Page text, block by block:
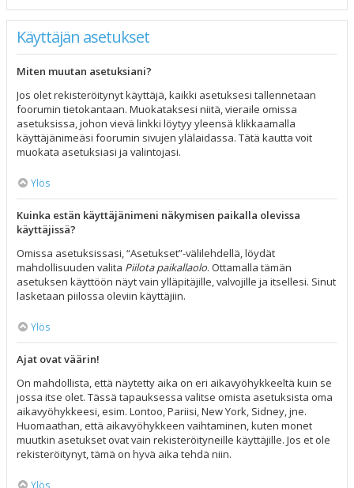
Käyttäjän asetukset
Miten muutan asetuksiani?
Jos olet rekisteröitynyt käyttäjä, kaikki asetuksesi tallennetaan
foorumin tietokantaan. Muokataksesi niitä, vieraile omissa
asetuksissa, johon vievä linkki löytyy yleensä klikkaamalla
käyttäjänimeäsi foorumin sivujen ylälaidassa. Tätä kautta voit
muokata asetuksiasi ja valintojasi.
Ylös
Kuinka estän käyttäjänimeni näkymisen paikalla olevissa
käyttäjissä?
Omissa asetuksissasi, “Asetukset”-välilehdellä, löydät
mahdollisuuden valita Piilota paikallaolo. Ottamalla tämän
asetuksen käyttöön näyt vain ylläpitäjille, valvojille ja itsellesi. Sinut
lasketaan piilossa oleviin käyttäjiin.
Ylös
Ajat ovat väärin!
On mahdollista, että näytetty aika on eri aikavyöhykkeeltä kuin se
jossa itse olet. Tässä tapauksessa valitse omista asetuksista oma
aikavyöhykkeesi, esim. Lontoo, Pariisi, New York, Sidney, jne.
Huomaathan, että aikavyöhykkeen vaihtaminen, kuten monet
muutkin asetukset ovat vain rekisteröityneille käyttäjille. Jos et ole
rekisteröitynyt, tämä on hyvä aika tehdä niin.
Ylös